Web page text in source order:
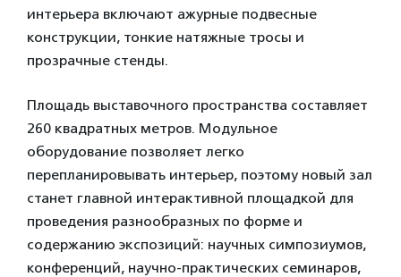
интерьера включают ажурные подвесные
конструкции, тонкие натяжные тросы и
прозрачные стенды.
Площадь выставочного пространства составляет
260 квадратных метров. Модульное
оборудование позволяет легко
перепланировывать интерьер, поэтому новый зал
станет главной интерактивной площадкой для
проведения разнообразных по форме и
содержанию экспозиций: научных симпозиумов,
конференций, научно-практических семинаров,